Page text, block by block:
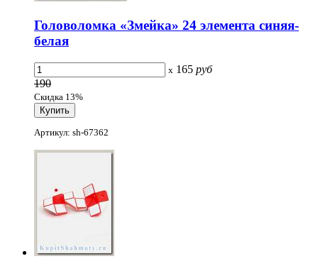
Головоломка «Змейка» 24 элемента синяя-
белая
x 165 руб
190
Скидка 13%
Артикул: sh-67362